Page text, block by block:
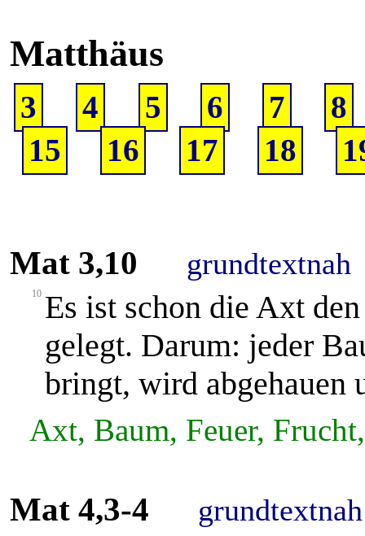
Matthäus
3 4 5 6 7
8
15
16 17 18
Mat 3,10 grundtextnah
10 Es ist schon die Axt
gelegt. Darum: jeder
bringt, wird abgehauen
Axt, Baum, Feuer,
Mat 4,3-4 grundtextnah